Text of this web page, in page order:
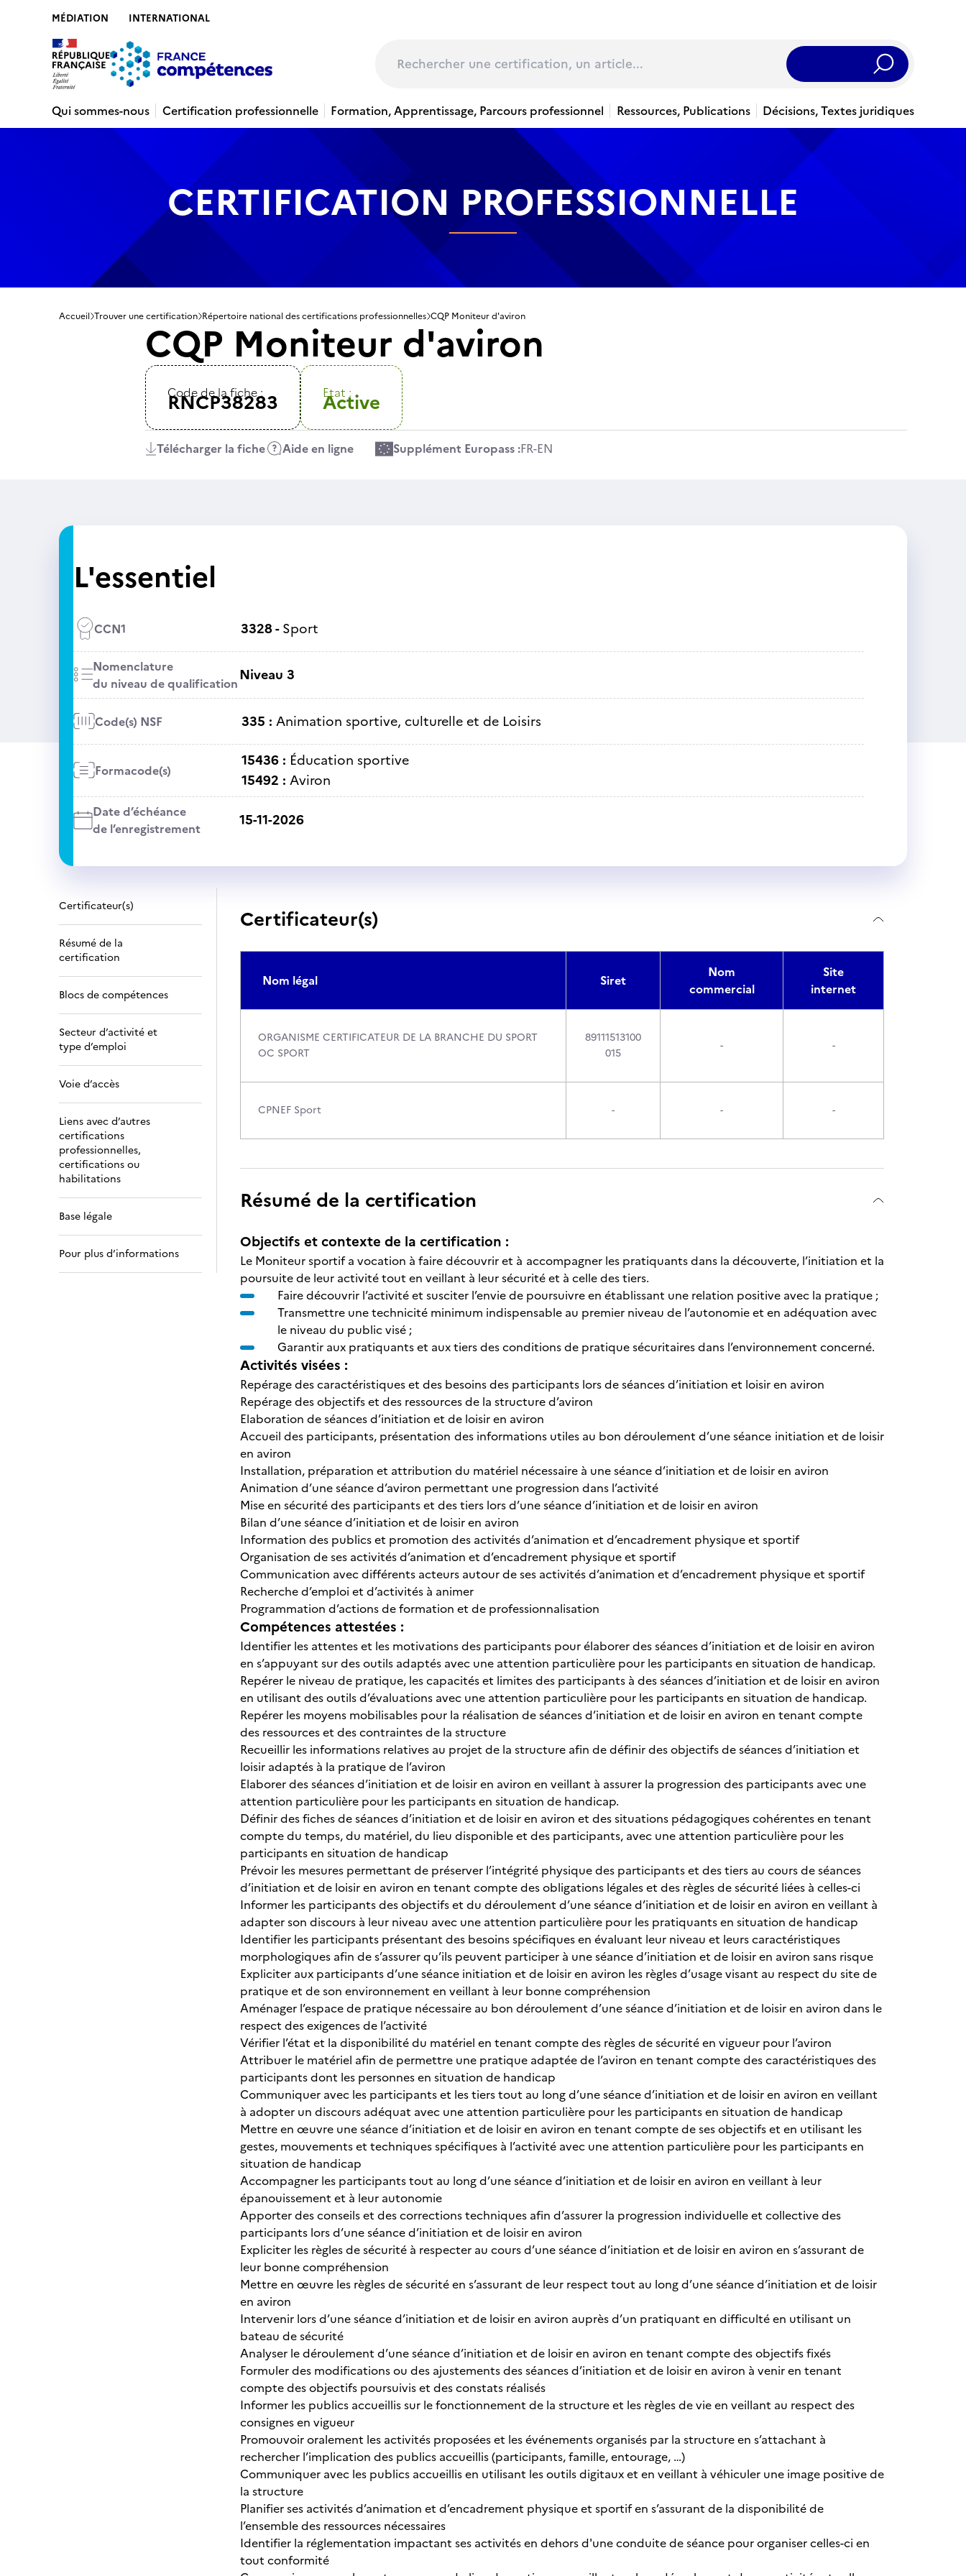
MÉDIATION INTERNATIONAL
Rechercher
Qui sommes-nous
Certification professionnelle Formation, Apprentissage, Parcours professionnel Ressources, Publications Décisions, Textes juridiques
CERTIFICATION PROFESSIONNELLE
Accueil Trouver une certification Répertoire national des certifications professionnelles CQP Moniteur d'aviron
CQP Moniteur d'aviron
Code de la fiche :
RNCP38283 Etat :
Active
Télécharger la fiche Aide en ligne Supplément Europass :FR-EN
L'essentiel
CCN1 3328 -Sport
Nomenclature
du niveau de qualificationNiveau 3
Code(s) NSF 335 : Animation sportive, culturelle et de Loisirs
Formacode(s)
15436 : Éducation sportive
15492 : Aviron
Date d’échéance
de l’enregistrement
15-11-2026
Certificateur(s)
Résumé de la
certification
Blocs de compétences
Secteur d’activité et
type d’emploi
Voie d’accès
Liens avec d’autres
certifications
professionnelles,
certifications ou
habilitations
Base légale
Pour plus d’informations
Certificateur(s)
Nom légal Siret
Nom
commercial
Site
internet
ORGANISME CERTIFICATEUR DE LA BRANCHE DU SPORT
OC SPORT
89111513100
015
- -
CPNEF Sport - - -
Résumé de la certification
Objectifs et contexte de la certification :
Le Moniteur sportif a vocation à faire découvrir et à accompagner les pratiquants dans la découverte, l’initiation et la
poursuite de leur activité tout en veillant à leur sécurité et à celle des tiers.
Faire découvrir l’activité et susciter l’envie de poursuivre en établissant une relation positive avec la pratique ;
Transmettre une technicité minimum indispensable au premier niveau de l’autonomie et en adéquation avec
le niveau du public visé ;
Garantir aux pratiquants et aux tiers des conditions de pratique sécuritaires dans l’environnement concerné.
Activités visées :
Repérage des caractéristiques et des besoins des participants lors de séances d’initiation et loisir en aviron
Repérage des objectifs et des ressources de la structure d’aviron
Elaboration de séances d’initiation et de loisir en aviron
Accueil des participants, présentation des informations utiles au bon déroulement d’une séance initiation et de loisir
en aviron
Installation, préparation et attribution du matériel nécessaire à une séance d’initiation et de loisir en aviron
Animation d’une séance d’aviron permettant une progression dans l’activité
Mise en sécurité des participants et des tiers lors d’une séance d’initiation et de loisir en aviron
Bilan d’une séance d’initiation et de loisir en aviron
Information des publics et promotion des activités d’animation et d’encadrement physique et sportif
Organisation de ses activités d’animation et d’encadrement physique et sportif
Communication avec différents acteurs autour de ses activités d’animation et d’encadrement physique et sportif
Recherche d’emploi et d’activités à animer
Programmation d’actions de formation et de professionnalisation
Compétences attestées :
Identifier les attentes et les motivations des participants pour élaborer des séances d’initiation et de loisir en aviron
en s’appuyant sur des outils adaptés avec une attention particulière pour les participants en situation de handicap.
Repérer le niveau de pratique, les capacités et limites des participants à des séances d’initiation et de loisir en aviron
en utilisant des outils d’évaluations avec une attention particulière pour les participants en situation de handicap.
Repérer les moyens mobilisables pour la réalisation de séances d’initiation et de loisir en aviron en tenant compte
des ressources et des contraintes de la structure
Recueillir les informations relatives au projet de la structure afin de définir des objectifs de séances d’initiation et
loisir adaptés à la pratique de l’aviron
Elaborer des séances d’initiation et de loisir en aviron en veillant à assurer la progression des participants avec une
attention particulière pour les participants en situation de handicap.
Définir des fiches de séances d’initiation et de loisir en aviron et des situations pédagogiques cohérentes en tenant
compte du temps, du matériel, du lieu disponible et des participants, avec une attention particulière pour les
participants en situation de handicap
Prévoir les mesures permettant de préserver l’intégrité physique des participants et des tiers au cours de séances
d’initiation et de loisir en aviron en tenant compte des obligations légales et des règles de sécurité liées à celles-ci
Informer les participants des objectifs et du déroulement d’une séance d’initiation et de loisir en aviron en veillant à
adapter son discours à leur niveau avec une attention particulière pour les pratiquants en situation de handicap
Identifier les participants présentant des besoins spécifiques en évaluant leur niveau et leurs caractéristiques
morphologiques afin de s’assurer qu’ils peuvent participer à une séance d’initiation et de loisir en aviron sans risque
Expliciter aux participants d’une séance initiation et de loisir en aviron les règles d’usage visant au respect du site de
pratique et de son environnement en veillant à leur bonne compréhension
Aménager l’espace de pratique nécessaire au bon déroulement d’une séance d’initiation et de loisir en aviron dans le
respect des exigences de l’activité
Vérifier l’état et la disponibilité du matériel en tenant compte des règles de sécurité en vigueur pour l’aviron
Attribuer le matériel afin de permettre une pratique adaptée de l’aviron en tenant compte des caractéristiques des
participants dont les personnes en situation de handicap
Communiquer avec les participants et les tiers tout au long d’une séance d’initiation et de loisir en aviron en veillant
à adopter un discours adéquat avec une attention particulière pour les participants en situation de handicap
Mettre en œuvre une séance d’initiation et de loisir en aviron en tenant compte de ses objectifs et en utilisant les
gestes, mouvements et techniques spécifiques à l’activité avec une attention particulière pour les participants en
situation de handicap
Accompagner les participants tout au long d’une séance d’initiation et de loisir en aviron en veillant à leur
épanouissement et à leur autonomie
Apporter des conseils et des corrections techniques afin d’assurer la progression individuelle et collective des
participants lors d’une séance d’initiation et de loisir en aviron
Expliciter les règles de sécurité à respecter au cours d’une séance d’initiation et de loisir en aviron en s’assurant de
leur bonne compréhension
Mettre en œuvre les règles de sécurité en s’assurant de leur respect tout au long d’une séance d’initiation et de loisir
en aviron
Intervenir lors d’une séance d’initiation et de loisir en aviron auprès d’un pratiquant en difficulté en utilisant un
bateau de sécurité
Analyser le déroulement d’une séance d’initiation et de loisir en aviron en tenant compte des objectifs fixés
Formuler des modifications ou des ajustements des séances d’initiation et de loisir en aviron à venir en tenant
compte des objectifs poursuivis et des constats réalisés
Informer les publics accueillis sur le fonctionnement de la structure et les règles de vie en veillant au respect des
consignes en vigueur
Promouvoir oralement les activités proposées et les événements organisés par la structure en s’attachant à
rechercher l’implication des publics accueillis (participants, famille, entourage, …)
Communiquer avec les publics accueillis en utilisant les outils digitaux et en veillant à véhiculer une image positive de
la structure
Planifier ses activités d’animation et d’encadrement physique et sportif en s’assurant de la disponibilité de
l’ensemble des ressources nécessaires
Identifier la réglementation impactant ses activités en dehors d'une conduite de séance pour organiser celles-ci en
tout conformité